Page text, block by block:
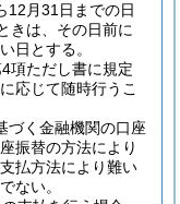
12月31日までの日
きは、その日前に
日とする。
項ただし書に規定
応じて随時行うこ
づく金融機関の口座
振替の方法により
払方法により難い
ない。